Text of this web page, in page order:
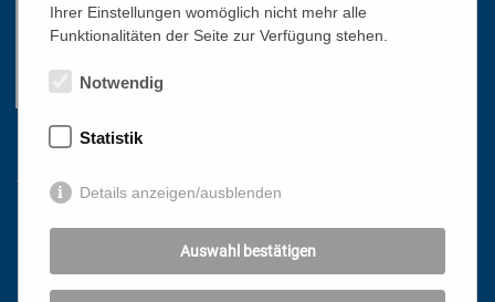
Links
HOME
PRESSE
Ihrer Einstellungen womöglich nicht mehr alle
Funktionalitäten der Seite zur Verfügung stehen.
Notwendig
Statistik
Details anzeigen/ausblenden
Auswahl bestätigen